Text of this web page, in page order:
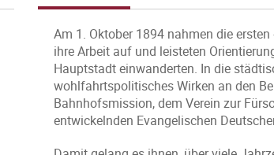
Am 1. Oktober 1894 nahmen die
ihre Arbeit auf und leisteten
Hauptstadt einwanderten. In die
wohlfahrtspolitisches Wirken an den
Bahnhofsmission, dem Verein zur
entwickelnden Evangelischen